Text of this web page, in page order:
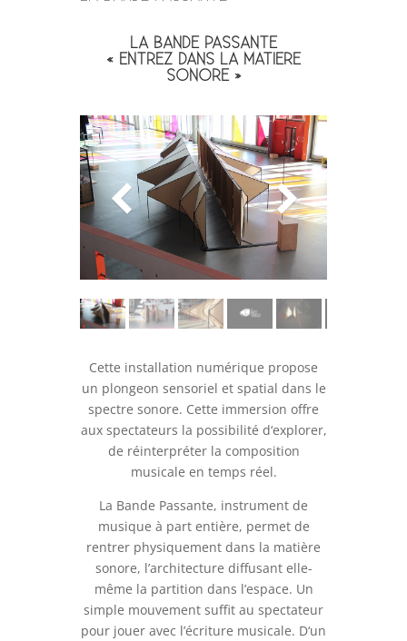
LA BANDE PASSANTE
« ENTREZ DANS LA MATIERE
SONORE »
Cette installation numérique propose
un plongeon sensoriel et spatial dans le
spectre sonore. Cette immersion offre
aux spectateurs la possibilité d‘explorer,
de réinterpréter la composition
musicale en temps réel.
La Bande Passante, instrument de
musique à part entière, permet de
rentrer physiquement dans la matière
sonore, l’architecture diffusant elle-
même la partition dans l’espace. Un
simple mouvement suffit au spectateur
pour jouer avec l’écriture musicale. D‘un